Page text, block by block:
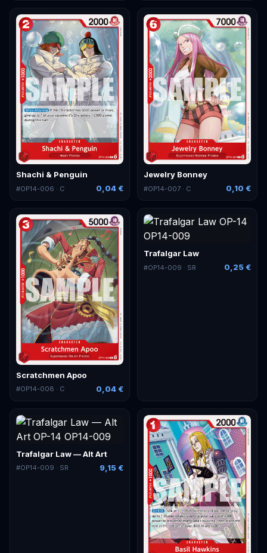
Shachi & Penguin
#OP14-006 · C 0,04 €
Jewelry Bonney
#OP14-007 · C 0,10 €
Scratchmen Apoo
#OP14-008 · C 0,04 €
Trafalgar Law
#OP14-009 · SR 0,25 €
Trafalgar Law — Alt Art
#OP14-009 · SR 9,15 €